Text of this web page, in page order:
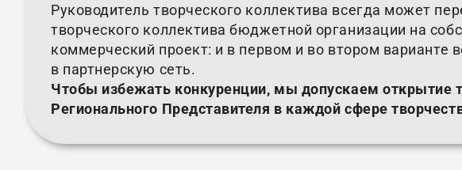
Руководитель творческого коллектива всегда может
творческого коллектива бюджетной организации на
коммерческий проект: и в первом и во втором варианте
в партнерскую сеть.
Чтобы избежать конкуренции, мы допускаем открытие
Регионального Представителя в каждой сфере